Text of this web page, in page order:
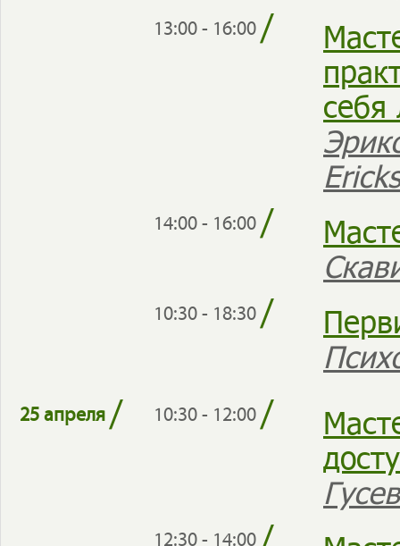
13:00 - 16:00/
себя
14:00 - 16:00/
10:30 - 18:30/
25 апреля/ 10:30 - 12:00/
12:30 - 14:00